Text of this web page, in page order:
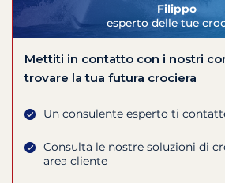
Filippo
esperto delle tue
Mettiti in contatto con i nostri
trovare la tua futura crociera
Un consulente esperto ti
Consulta le nostre soluzioni di
area cliente